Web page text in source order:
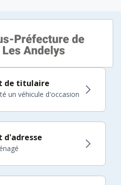
de titulaire
un véhicule d'occasion
d'adresse